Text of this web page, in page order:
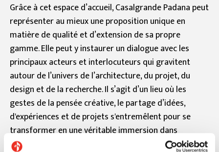
Grâce à cet espace d’accueil, Casalgrande Padana peut
représenter au mieux une proposition unique en
matière de qualité et d’extension de sa propre
gamme. Elle peut y instaurer un dialogue avec les
principaux acteurs et interlocuteurs qui gravitent
autour de l’univers de l’architecture, du projet, du
design et de la recherche. Il s’agit d’un lieu où les
gestes de la pensée créative, le partage d’idées,
d'expériences et de projets s'entremêlent pour se
transformer en une véritable immersion dans
l’innovation et dans la créativité.